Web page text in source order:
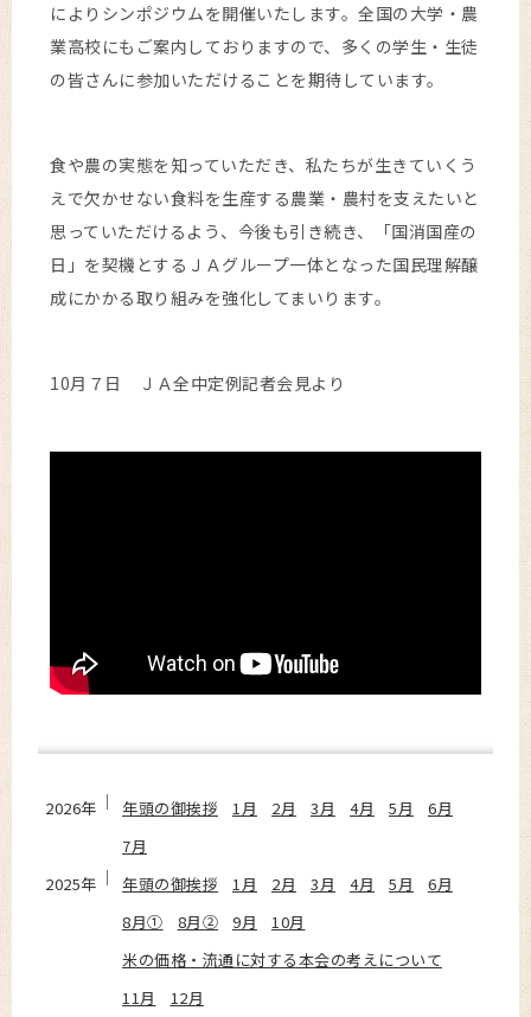
によりシンポジウムを開催いたします。全国の大学・農
業高校にもご案内しておりますので、多くの学生・生徒
の皆さんに参加いただけることを期待しています。
食や農の実態を知っていただき、私たちが生きていくう
えで欠かせない食料を生産する農業・農村を支えたいと
思っていただけるよう、今後も引き続き、「国消国産の
日」を契機とするＪＡグループ一体となった国民理解醸
成にかかる取り組みを強化してまいります。
10月７日 ＪＡ全中定例記者会見より
2026年 年頭の御挨拶 1月 2月 3月 4月 5月
6月
7月
2025年
年頭の御挨拶 1月 2月 3月 4月 5月
6月
8月①
8月② 9月
10月
米の価格・流通に対する本会の考えについて
11月
12月